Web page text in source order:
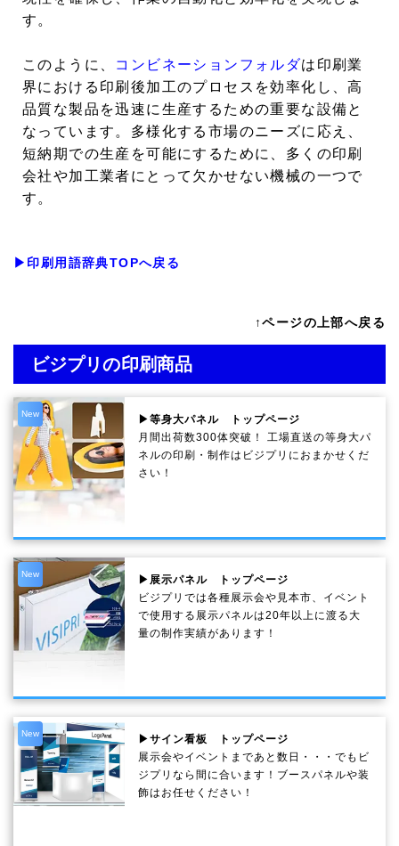
す。
このように、 コンビネーションフォルダは印刷業
界における印刷後加工のプロセスを効率化し、高
品質な製品を迅速に生産するための重要な設備と
なっています。多様化する市場のニーズに応え、
短納期での生産を可能にするために、多くの印刷
会社や加工業者にとって欠かせない機械の一つで
す。
▶印刷用語辞典TOPへ戻る
↑ページの上部へ戻る
ビジプリの印刷商品
New
▶等身大パネル トップページ
月間出荷数300体突破！ 工場直送の等身大パ
ネルの印刷・制作は ビジプリ におまかせくだ
さい！
New
▶展示パネル トップページ
ビジプリでは各種展示会や見本市、イベント
で使用する展示パネルは20年以上に渡る大
量の制作実績があります！
New
▶サイン看板 トップページ
展示会やイベントまであと数日・・・でもビ
ジプリなら間に合います！ブースパネルや装
飾はお任せください！